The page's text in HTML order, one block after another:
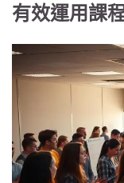
有效運用課